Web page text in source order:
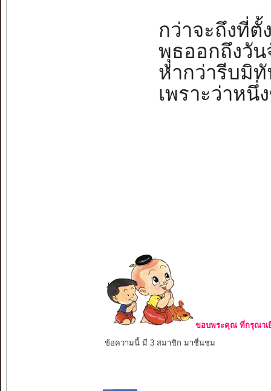
กว่าจะถึงที่ตั้
พุูธออกถึงวั
หากว่ารีบมิทั
เพราะว่าหนึ่
ขอบพระคุณ ที่กรุณาเ
ข้อความนี้ มี 3 สมาชิก มาชื่นชม